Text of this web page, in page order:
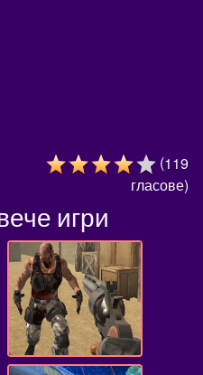
(119
гласове)
игри